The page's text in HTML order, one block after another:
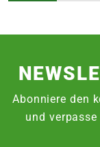
Abonniere den
und